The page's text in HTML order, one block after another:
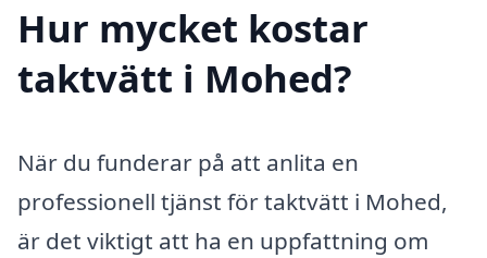
Hur mycket kostar
taktvätt i Mohed?
När du funderar på att anlita en
professionell tjänst för taktvätt i Mohed,
är det viktigt att ha en uppfattning om